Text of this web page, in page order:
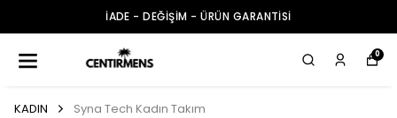
İADE - DEĞİŞİM - ÜRÜN GARANTİSİ
0
KADIN Syna Tech Kadın Takım